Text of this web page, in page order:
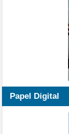
Papel Digital